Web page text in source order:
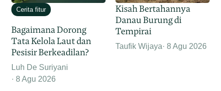
Cerita fitur
Bagaimana Dorong
Tata Kelola Laut dan
Pesisir Berkeadilan?
Luh De Suriyani
8 Agu 2026
Kisah Bertahannya
Danau Burung di
Tempirai
Taufik Wijaya 8 Agu 2026